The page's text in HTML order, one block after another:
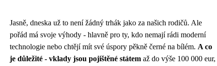
Jasně, dneska už to není žádný trhák jako za našich rodičů. Ale
pořád má svoje výhody - hlavně pro ty, kdo nemají rádi moderní
technologie nebo chtějí mít své úspory pěkně černé na bílém. A co
je důležité - vklady jsou pojištěné státem až do výše 100 000 eur,